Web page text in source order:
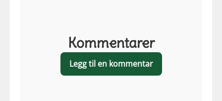
Kommentarer
Legg til en kommentar